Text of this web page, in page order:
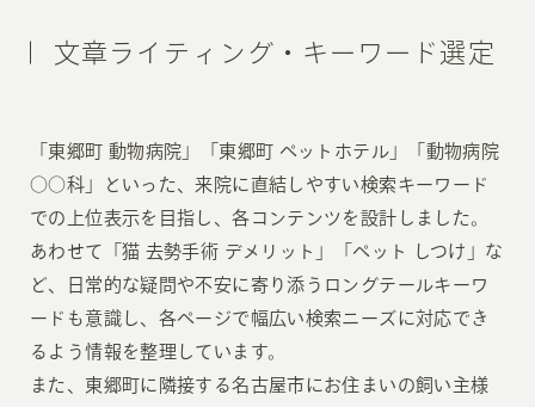
文章ライティング・キーワード選定
「東郷町 動物病院」「東郷町 ペットホテル」「動物病院
○○科」といった、来院に直結しやすい検索キーワード
での上位表示を目指し、各コンテンツを設計しました。
あわせて「猫 去勢手術 デメリット」「ペット しつけ」な
ど、日常的な疑問や不安に寄り添うロングテールキーワ
ードも意識し、各ページで幅広い検索ニーズに対応でき
るよう情報を整理しています。
また、東郷町に隣接する名古屋市にお住まいの飼い主様